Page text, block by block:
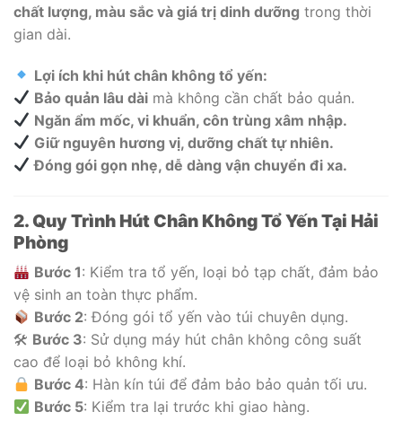
chất lượng, màu sắc và giá trị dinh dưỡng trong thời
gian dài.
Lợi ích khi hút chân không tổ yến:
Bảo quản lâu dài mà không cần chất bảo quản.
Ngăn ẩm mốc, vi khuẩn, côn trùng xâm nhập.
Giữ nguyên hương vị, dưỡng chất tự nhiên.
Đóng gói gọn nhẹ, dễ dàng vận chuyển đi xa.
2. Quy Trình Hút Chân Không Tổ Yến Tại Hải
Phòng
Bước 1: Kiểm tra tổ yến, loại bỏ tạp chất, đảm bảo
vệ sinh an toàn thực phẩm.
Bước 2: Đóng gói tổ yến vào túi chuyên dụng.
🛠 Bước 3: Sử dụng máy hút chân không công suất
cao để loại bỏ không khí.
Bước 4: Hàn kín túi để đảm bảo bảo quản tối ưu.
Bước 5: Kiểm tra lại trước khi giao hàng.